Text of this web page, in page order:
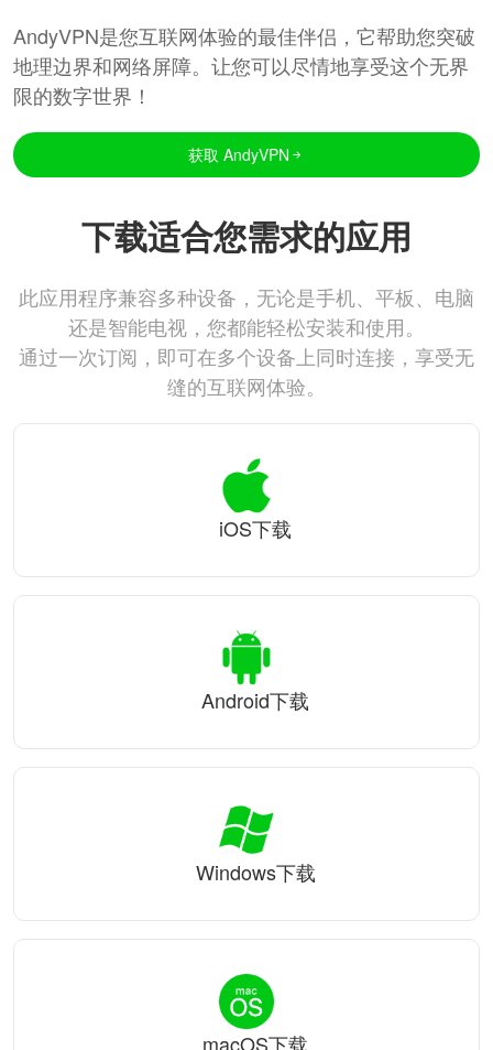
AndyVPN是您互联网体验的最佳伴侣，它帮助您突破
地理边界和网络屏障。让您可以尽情地享受这个无界
限的数字世界！
获取 AndyVPN
下载适合您需求的应用
此应用程序兼容多种设备，无论是手机、平板、电脑
还是智能电视，您都能轻松安装和使用。
通过一次订阅，即可在多个设备上同时连接，享受无
缝的互联网体验。
iOS下载
Android下载
Windows下载
macOS下载